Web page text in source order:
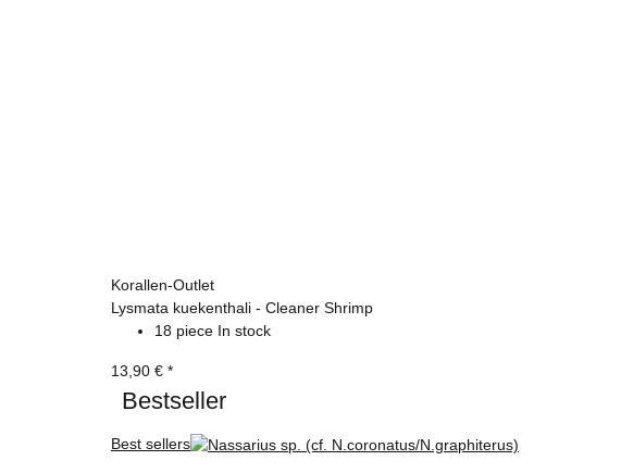
Korallen-Outlet
Lysmata kuekenthali - Cleaner Shrimp
18 piece In stock
13,90 € *
Bestseller
Best sellers